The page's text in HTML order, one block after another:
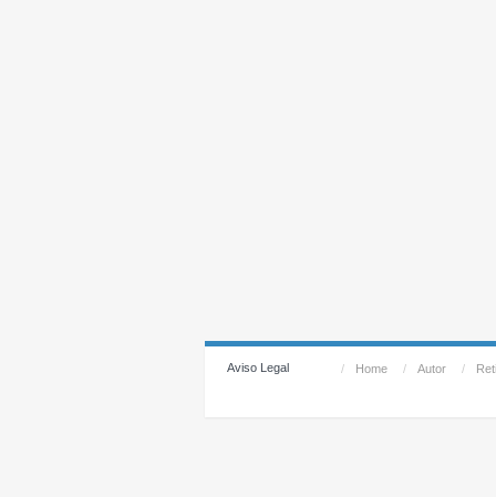
Aviso Legal / Home / Autor /